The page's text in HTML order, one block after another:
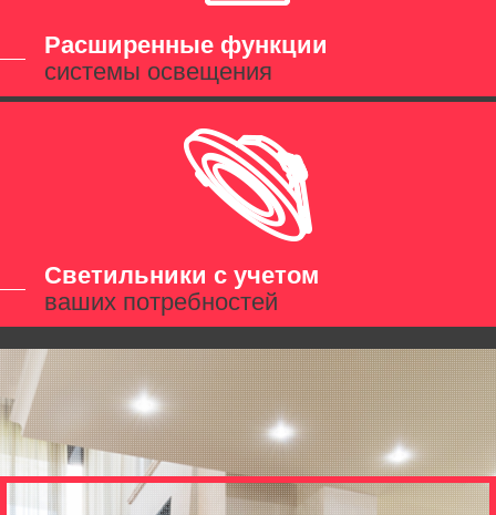
Расширенные функции
системы освещения
Светильники с учетом
ваших потребностей